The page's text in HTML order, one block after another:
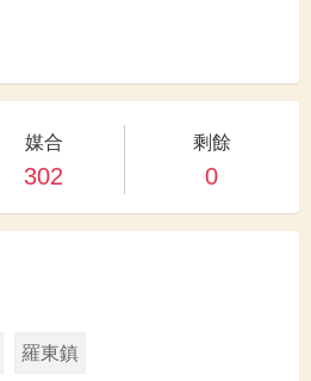
媒合
302
剩餘
0
羅東鎮